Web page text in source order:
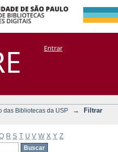
por:
+ CoriscoEntrar
das Bibliotecas da USP →
Filtrar
R S T U V W X Y Z